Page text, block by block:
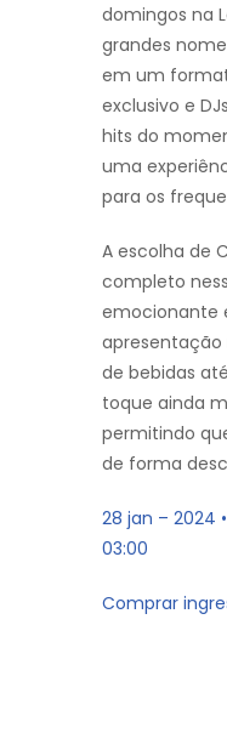
domingos na
grandes
em um
exclusivo e
hits do
uma
para os
A escolha de
completo
emocionante
apresentação
de bebidas
toque ainda
permitindo
de forma
28 jan – 2024
03:00
Comprar